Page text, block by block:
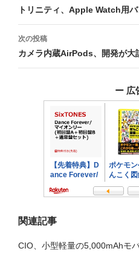
稿
ナ
ビ
トリニティ、Apple Watch用
次の投稿
カメラ内蔵AirPods、開発が大
ー 広
関連記事
CIO、小型軽量の5,000mAhモ